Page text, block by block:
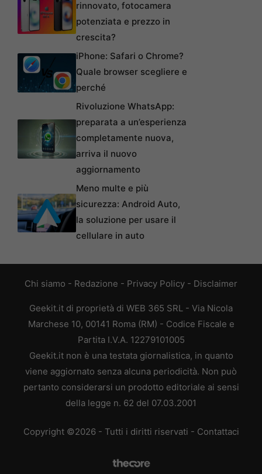
rinnovato, fotocamera
potenziata e prezzo in
crescita?
iPhone: Safari o Chrome?
Quale browser scegliere e
perché
Rivoluzione WhatsApp:
preparata a un’esperienza
completamente nuova,
arriva il nuovo
aggiornamento
Meno multe e più
sicurezza: Android Auto,
la soluzione per usare il
cellulare in auto
Chi siamo - Redazione - Privacy Policy - Disclaimer
Geekit.it di proprietà di WEB 365 SRL - Via Nicola
Marchese 10, 00141 Roma (RM) - Codice Fiscale e
Partita I.V.A. 12279101005
Geekit.it non è una testata giornalistica, in quanto
viene aggiornato senza alcuna periodicità. Non può
pertanto considerarsi un prodotto editoriale ai sensi
della legge n. 62 del 07.03.2001
Copyright ©2026 - Tutti i diritti riservati - Contattaci